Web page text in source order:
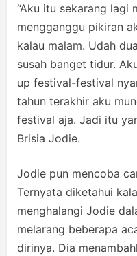
“Aku itu sekarang lagi
mengganggu pikiran
kalau malam. Udah
susah banget tidur.
up festival-festival
tahun terakhir aku
festival aja. Jadi itu
Brisia Jodie.
Jodie pun mencoba
Ternyata diketahui
menghalangi Jodie
melarang beberapa
dirinya. Dia